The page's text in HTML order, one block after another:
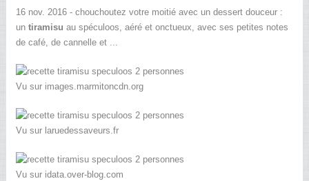
16 nov. 2016 - chouchoutez votre moitié avec un dessert douceur :
un tiramisu au spéculoos, aéré et onctueux, avec ses petites notes
de café, de cannelle et ...
Vu sur images.marmitoncdn.org
Vu sur laruedessaveurs.fr
Vu sur idata.over-blog.com